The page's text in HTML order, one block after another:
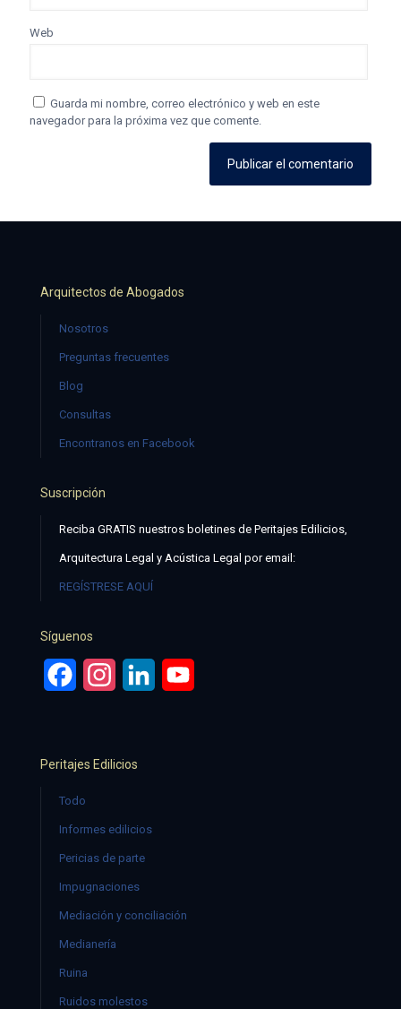
Web
Guarda mi nombre, correo electrónico y web en este
navegador para la próxima vez que comente.
Arquitectos de Abogados
Nosotros
Preguntas frecuentes
Blog
Consultas
Encontranos en Facebook
Suscripción
Reciba GRATIS nuestros boletines de Peritajes Edilicios,
Arquitectura Legal y Acústica Legal por email:
REGÍSTRESE AQUÍ
Síguenos
FacebookInstagramLinkedIn
Peritajes Edilicios
Todo
Informes edilicios
Pericias de parte
Impugnaciones
Mediación y conciliación
Medianería
Ruina
Ruidos molestos